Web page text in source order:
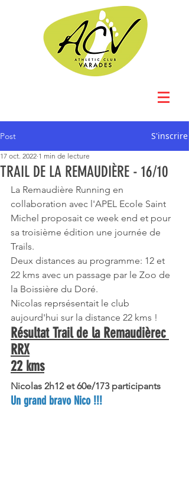
Post S'inscrire
TRAIL DE LA REMAUDIÈRE - 16/10
17 oct. 2022 1 min de lecture
La Remaudière Running en
collaboration avec l'APEL Ecole Saint
Michel proposait ce week end et pour
sa troisième édition une journée de
Trails.
Deux distances au programme: 12 et
22 kms avec un passage par le Zoo de
la Boissière du Doré.
Nicolas reprsésentait le club
aujourd'hui sur la distance 22 kms !
Résultat Trail de la Remaudièrec
RRX
22 kms
Nicolas 2h12 et 60e/173 participants
Un grand bravo Nico !!!